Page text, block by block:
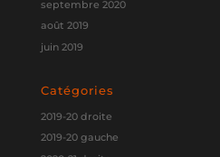
septembre 2020
août 2019
juin 2019
Catégories
2019-20 droite
2019-20 gauche